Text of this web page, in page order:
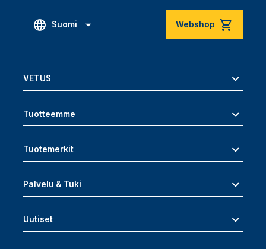
Suomi Webshop
VETUS
Tuotteemme
Tuotemerkit
Palvelu & Tuki
Uutiset